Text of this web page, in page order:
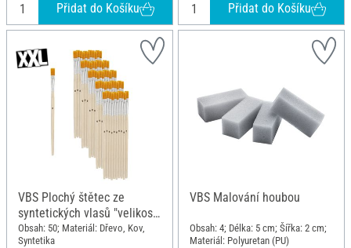
Přidat do Košíku Přidat do Košíku
VBS Plochý štětec ze
syntetických vlasů "velikost
6", 50 kusů
Obsah: 50; Materiál: Dřevo, Kov,
Syntetika
VBS Malování houbou
Obsah: 4; Délka: 5 cm; Šířka: 2 cm;
Materiál: Polyuretan (PU)